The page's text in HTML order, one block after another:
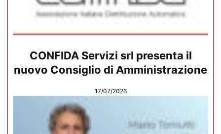
CONFIDA Servizi srl presenta il
nuovo Consiglio di Amministrazione
17/07/2026